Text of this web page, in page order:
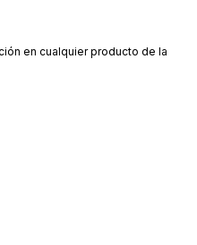
en cualquier producto de la